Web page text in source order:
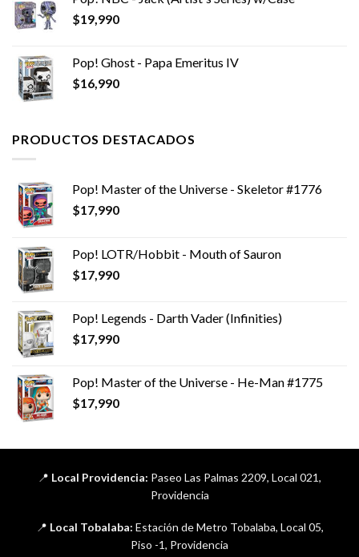
$19,990
Pop! Ghost - Papa Emeritus IV
$16,990
PRODUCTOS DESTACADOS
Pop! Master of the Universe - Skeletor #1776
$17,990
Pop! LOTR/Hobbit - Mouth of Sauron
$17,990
Pop! Legends - Darth Vader (Infinities)
$17,990
Pop! Master of the Universe - He-Man #1775
$17,990
📍 Local Providencia: Paseo Las Palmas 2209, Local 021,
Providencia
📍 Local Tobalaba: Estación de Metro Tobalaba, Local 05,
Piso -1, Providencia